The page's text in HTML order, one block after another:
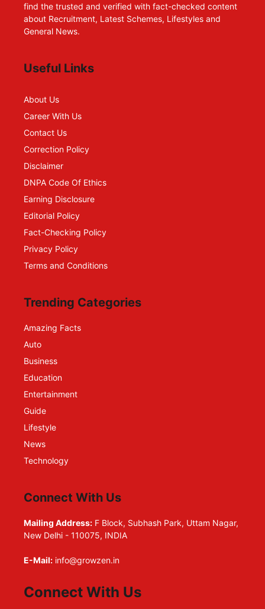
find the trusted and verified with fact-checked content
about Recruitment, Latest Schemes, Lifestyles and
General News.
Useful Links
About Us
Career With Us
Contact Us
Correction Policy
Disclaimer
DNPA Code Of Ethics
Earning Disclosure
Editorial Policy
Fact-Checking Policy
Privacy Policy
Terms and Conditions
Trending Categories
Amazing Facts
Auto
Business
Education
Entertainment
Guide
Lifestyle
News
Technology
Connect With Us
Mailing Address: F Block, Subhash Park, Uttam Nagar,
New Delhi - 110075, INDIA
E-Mail: info@growzen.in
Connect With Us